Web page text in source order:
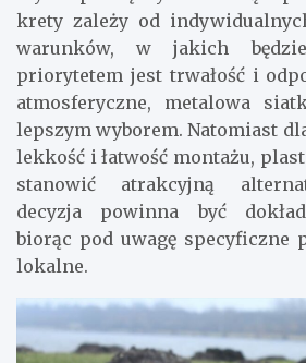
krety zależy od
warunków, w jakich
priorytetem jest trwałość i
atmosferyczne, metalowa
lepszym wyborem. Natomiast
lekkość i łatwość montażu,
stanowić atrakcyjną
decyzja powinna być
biorąc pod uwagę specyficzne
lokalne.